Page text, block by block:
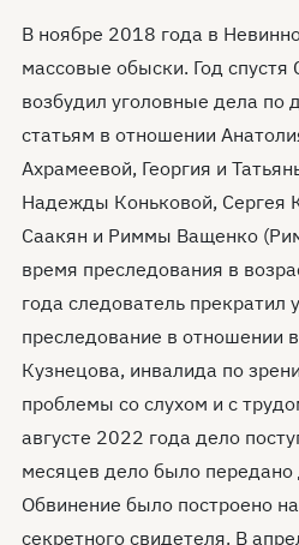
В ноябре 2018 года в
массовые обыски. Год
возбудил уголовные дела по
статьям в отношении
Ахрамеевой, Георгия и
Надежды Коньковой, Сергея
Саакян и Риммы Ващенко
время преследования в
года следователь прекратил
преследование в отношении
Кузнецова, инвалида по
проблемы со слухом и с
августе 2022 года дело
месяцев дело было передано
Обвинение было построено
секретного свидетеля. В